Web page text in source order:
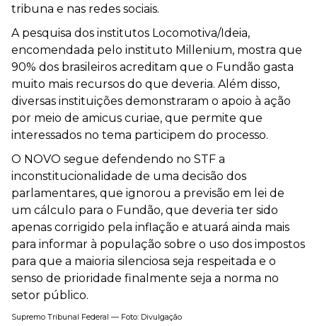
tribuna e nas redes sociais.
A pesquisa dos institutos Locomotiva/Ideia,
encomendada pelo instituto Millenium, mostra que
90% dos brasileiros acreditam que o Fundão gasta
muito mais recursos do que deveria. Além disso,
diversas instituições demonstraram o apoio à ação
por meio de amicus curiae, que permite que
interessados no tema participem do processo.
O NOVO segue defendendo no STF a
inconstitucionalidade de uma decisão dos
parlamentares, que ignorou a previsão em lei de
um cálculo para o Fundão, que deveria ter sido
apenas corrigido pela inflação e atuará ainda mais
para informar à população sobre o uso dos impostos
para que a maioria silenciosa seja respeitada e o
senso de prioridade finalmente seja a norma no
setor público.
Supremo Tribunal Federal — Foto: Divulgação